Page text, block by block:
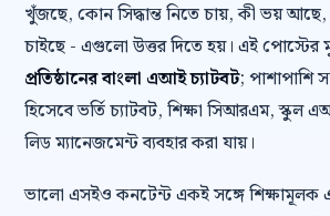
খুঁজছে, কোন সিদ্ধান্ত নিতে চায়, কী ভয়
চাইছে - এগুলো উত্তর দিতে হয়। এই পোস্টের
প্রতিষ্ঠানের বাংলা এআই চ্যাটবট; পাশাপাশি
হিসেবে ভর্তি চ্যাটবট, শিক্ষা সিআরএম, স্কুল
লিড ম্যানেজমেন্ট ব্যবহার করা যায়।
ভালো এসইও কনটেন্ট একই সঙ্গে শিক্ষামূলক